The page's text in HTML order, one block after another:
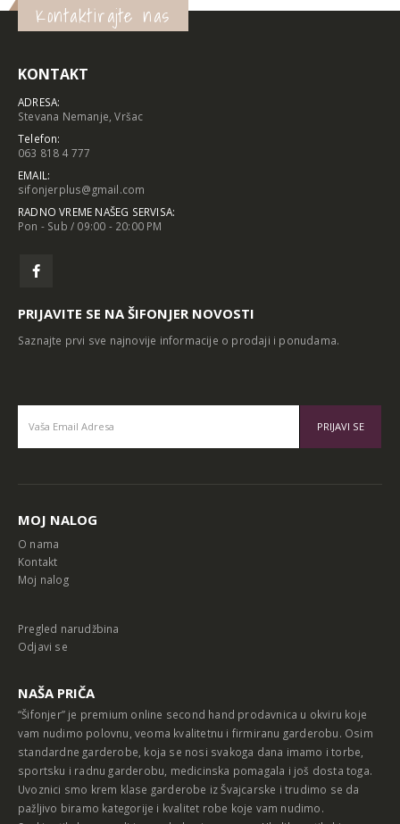
Kontaktirajte nas
KONTAKT
ADRESA:
Stevana Nemanje, Vršac
Telefon:
063 818 4 777
EMAIL:
sifonjerplus@gmail.com
RADNO VREME NAŠEG SERVISA:
Pon - Sub / 09:00 - 20:00 PM
PRIJAVITE SE NA ŠIFONJER NOVOSTI
Saznajte prvi sve najnovije informacije o prodaji i ponudama.
MOJ NALOG
O nama
Kontakt
Moj nalog
Pregled narudžbina
Odjavi se
NAŠA PRIČA
“Šifonjer” je premium online second hand prodavnica u okviru koje
vam nudimo polovnu, veoma kvalitetnu i firmiranu garderobu. Osim
standardne garderobe, koja se nosi svakoga dana imamo i torbe,
sportsku i radnu garderobu, medicinska pomagala i još dosta toga.
Uvoznici smo krem klase garderobe iz Švajcarske i trudimo se da
pažljivo biramo kategorije i kvalitet robe koje vam nudimo.